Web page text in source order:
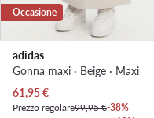
Occasione
adidas
Gonna maxi · Beige · Maxi
Prezzo attuale
61,95€
Prezzo regolare99,95 €-38%